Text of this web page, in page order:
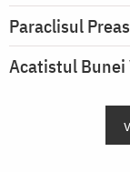
Paraclisul
Acatistul Bunei